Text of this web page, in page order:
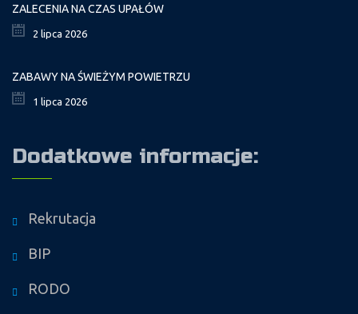
ZALECENIA NA CZAS UPAŁÓW
2 lipca 2026
ZABAWY NA ŚWIEŻYM POWIETRZU
1 lipca 2026
Dodatkowe informacje:
Rekrutacja
BIP
RODO